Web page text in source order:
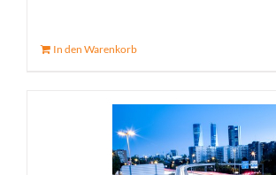
In den Warenkorb